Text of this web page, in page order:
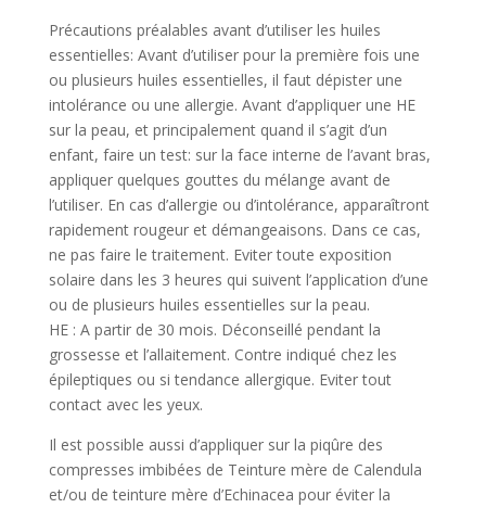
Précautions préalables avant d’utiliser les huiles
essentielles: Avant d’utiliser pour la première fois une
ou plusieurs huiles essentielles, il faut dépister une
intolérance ou une allergie. Avant d’appliquer une HE
sur la peau, et principalement quand il s’agit d’un
enfant, faire un test: sur la face interne de l’avant bras,
appliquer quelques gouttes du mélange avant de
l’utiliser. En cas d’allergie ou d’intolérance, apparaîtront
rapidement rougeur et démangeaisons. Dans ce cas,
ne pas faire le traitement. Eviter toute exposition
solaire dans les 3 heures qui suivent l’application d’une
ou de plusieurs huiles essentielles sur la peau.
HE : A partir de 30 mois. Déconseillé pendant la
grossesse et l’allaitement. Contre indiqué chez les
épileptiques ou si tendance allergique. Eviter tout
contact avec les yeux.
Il est possible aussi d’appliquer sur la piqûre des
compresses imbibées de Teinture mère de Calendula
et/ou de teinture mère d’Echinacea pour éviter la